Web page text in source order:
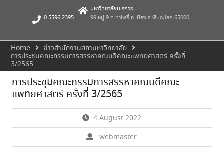
0 5596 2395
มหาวิทยาลัยนเรศวร
99 หมู่ 9 ต.ท่าโพธิ์ อ.เมือง จ.พิษณุโลก 65000
Home
ข่าวสำนักงานสภามหาวิทยาลัย
การประชุมคณะกรรมการสรรหาคณบดีคณะแพทยศาสตร์ ครั้งที่
3/2565
การประชุมคณะกรรมการสรรหาคณบดีคณะ
แพทยศาสตร์ ครั้งที่ 3/2565
4 August 2022
webmaster